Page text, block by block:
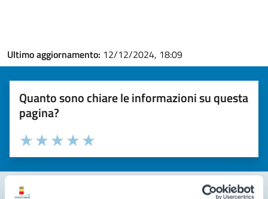
Ultimo aggiornamento: 12/12/2024, 18:09
Quanto sono chiare le informazioni su questa
pagina?
Valuta la chiarezza delle informazioni (da 1 a 5 stelle)
Seleziona il numero di stelle per valutare la chiarezza delle
Valuta 5 stelle su 5
Valuta 4 stelle su 5
Valuta 3 stelle su 5
Valuta 2 stelle su 5
Valuta 1 stelle su 5